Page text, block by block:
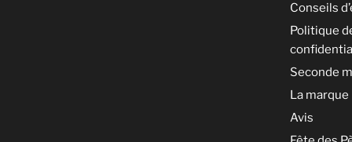
Conseils
Politique
Seconde
La marque
Avis